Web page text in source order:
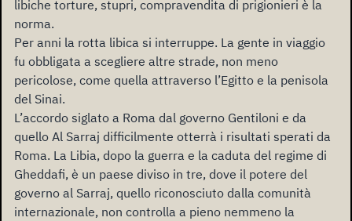
libiche torture, stupri, compravendita di prigionieri è la
norma.
Per anni la rotta libica si interruppe. La gente in viaggio
fu obbligata a scegliere altre strade, non meno
pericolose, come quella attraverso l’Egitto e la penisola
del Sinai.
L’accordo siglato a Roma dal governo Gentiloni e da
quello Al Sarraj difficilmente otterrà i risultati sperati da
Roma. La Libia, dopo la guerra e la caduta del regime di
Gheddafi, è un paese diviso in tre, dove il potere del
governo al Sarraj, quello riconosciuto dalla comunità
internazionale, non controlla a pieno nemmeno la